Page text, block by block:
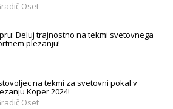
Oset
Deluj trajnostno na tekmi svetovnega
plezanju!
na tekmi za svetovni pokal v
Koper 2024!
Oset